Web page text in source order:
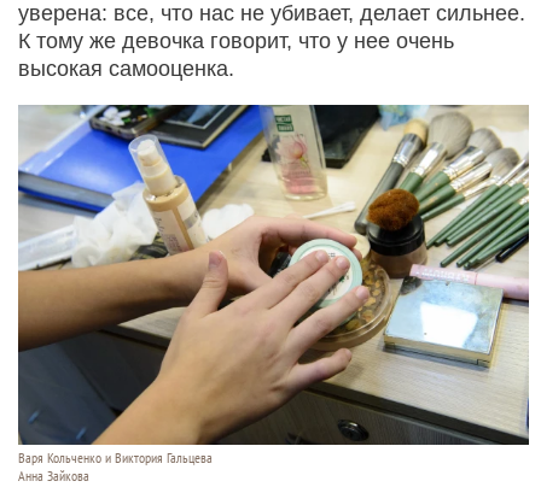
уверена: все, что нас не убивает, делает сильнее.
К тому же девочка говорит, что у нее очень
высокая самооценка.
Варя Кольченко и Виктория Гальцева
Анна Зайкова